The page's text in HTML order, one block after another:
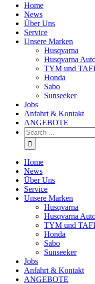
Home
News
Über Uns
Service
Unsere Marken
Husqvarna
Husqvarna
TYM und
Honda
Sabo
Sunseeker
Jobs
Anfahrt & Kontakt
ANGEBOTE
Home
News
Über Uns
Service
Unsere Marken
Husqvarna
Husqvarna
TYM und
Honda
Sabo
Sunseeker
Jobs
Anfahrt & Kontakt
ANGEBOTE